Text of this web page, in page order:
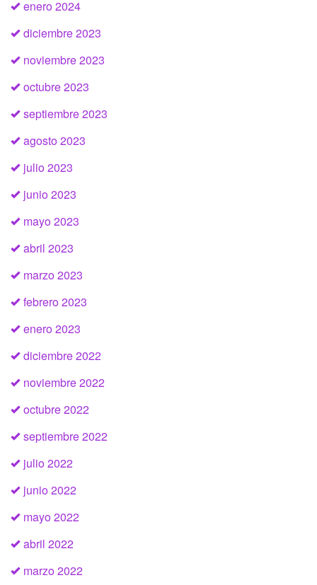
enero 2024
diciembre 2023
noviembre 2023
octubre 2023
septiembre 2023
agosto 2023
julio 2023
junio 2023
mayo 2023
abril 2023
marzo 2023
febrero 2023
enero 2023
diciembre 2022
noviembre 2022
octubre 2022
septiembre 2022
julio 2022
junio 2022
mayo 2022
abril 2022
marzo 2022